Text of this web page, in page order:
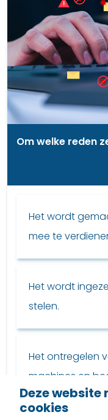
Om welke reden
Het wordt
mee te
Het wordt
stelen.
Het ontregelen
machines en
Deze
cookies